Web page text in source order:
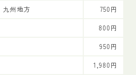
九州地方
750円
800円
950円
1,980円